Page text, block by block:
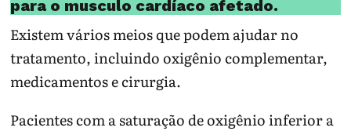
para o musculo cardíaco afetado.
Existem vários meios que podem ajudar no
tratamento, incluindo oxigênio complementar,
medicamentos e cirurgia.
Pacientes com a saturação de oxigênio inferior a